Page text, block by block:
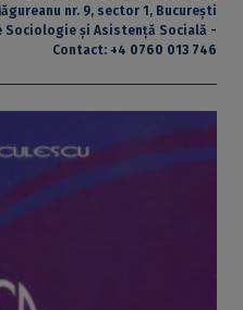
nr. 9, sector 1, București
Sociologie și Asistență Socială -
Contact: +4 0760 013 746